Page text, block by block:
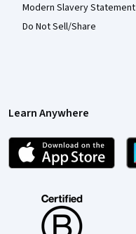
Modern Slavery Statement
Do Not Sell/Share
Learn Anywhere